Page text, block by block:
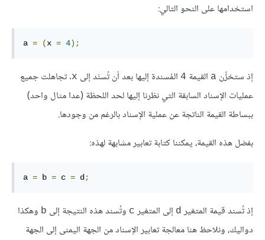
استخدامها على النحو التالي:
a = (x = 4);
إذ ستخزِّن a القيمة 4 المُسندة إليها بعد أن تُسنَد إلى x. تجاهلت جميع
عمليات الإسناد السابقة التي نظرنا إليها لحد اللحظة (عدا مثال واحد)
ببساطة القيمة الناتجة عن عملية الإسناد بالرغم من وجودها.
بفضل هذه القيمة، يمكننا كتابة تعابير مشابهة لهذه:
a = b = c = d ;
إذ تُسند قيمة المتغير d إلى المتغير c وتُسند هذه النتيجة إلى b وهكذا
دواليك، ونلاحظ هنا معالجة تعابير الإسناد من الجهة اليمنى إلى الجهة